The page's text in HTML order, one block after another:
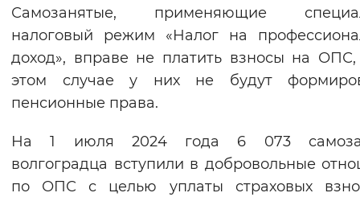
Самозанятые, применяющие
налоговый режим «Налог на
доход», вправе не платить взносы на
этом случае у них не будут
пенсионные права.
На 1 июля 2024 года 6 073
волгоградца вступили в добровольные
по ОПС с целью уплаты страховых